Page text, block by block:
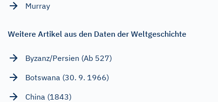
Murray
Weitere Artikel aus den Daten der Weltgeschichte
Byzanz/Persien (Ab 527)
Botswana (30. 9. 1966)
China (1843)